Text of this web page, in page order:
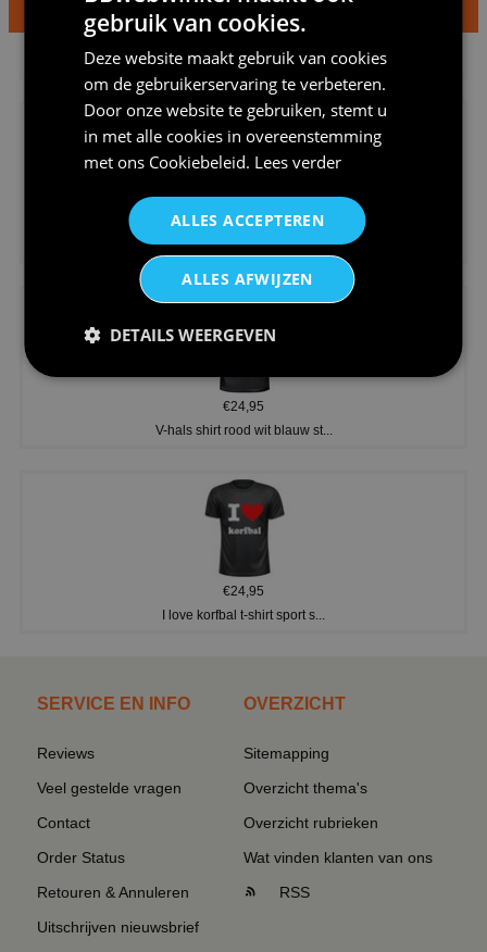
€24,95
Dames v hals t-shirt prinses v...
€24,95
Koningsdag shirt heren v-hals ...
€24,95
V-hals shirt rood wit blauw st...
€24,95
I love korfbal t-shirt sport s...
SERVICE EN INFO
Reviews
Veel gestelde vragen
Contact
Order Status
Retouren & Annuleren
Uitschrijven nieuwsbrief
OVERZICHT
Sitemapping
Overzicht thema's
Overzicht rubrieken
Wat vinden klanten van ons
RSS
gebruik van cookies.
Deze website maakt gebruik van cookies
om de gebruikerservaring te verbeteren.
Door onze website te gebruiken, stemt u
in met alle cookies in overeenstemming
met ons Cookiebeleid. Lees verder
ALLES ACCEPTEREN
ALLES AFWIJZEN
DETAILS WEERGEVEN